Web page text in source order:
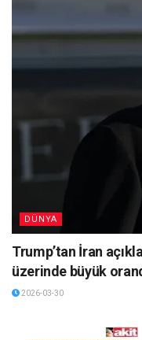
DÜNYA
Trump’tan İran
üzerinde büyük
2026-03-30